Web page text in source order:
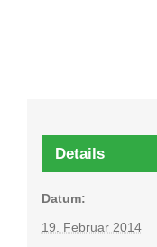
Details
Datum:
19. Februar 2014